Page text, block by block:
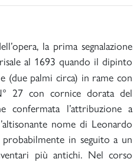
la prima segnalazione
al 1693 quando il dipinto
(due palmi circa) in rame con
27 con cornice dorata del
confermata l’attribuzione a
nome di Leonardo
in seguito a un
più antichi. Nel corso